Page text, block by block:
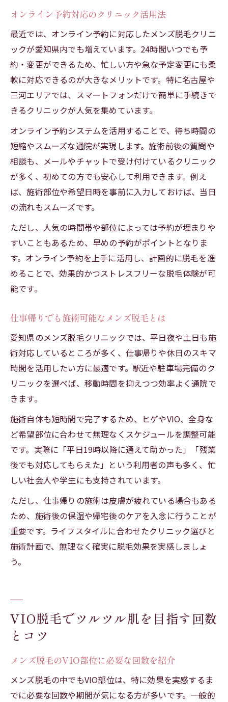
オンライン予約対応のクリニック活用法
最近では、オンライン予約に対応したメンズ脱毛クリニ
ックが愛知県内でも増えています。24時間いつでも予
約・変更ができるため、忙しい方や急な予定変更にも柔
軟に対応できるのが大きなメリットです。特に名古屋や
三河エリアでは、スマートフォンだけで簡単に手続きで
きるクリニックが人気を集めています。
オンライン予約システムを活用することで、待ち時間の
短縮やスムーズな通院が実現します。施術前後の質問や
相談も、メールやチャットで受け付けているクリニック
が多く、初めての方でも安心して利用できます。例え
ば、施術部位や希望日時を事前に入力しておけば、当日
の流れもスムーズです。
ただし、人気の時間帯や部位によっては予約が埋まりや
すいこともあるため、早めの予約がポイントとなりま
す。オンライン予約を上手に活用し、計画的に脱毛を進
めることで、効果的かつストレスフリーな脱毛体験が可
能です。
仕事帰りでも施術可能なメンズ脱毛とは
愛知県のメンズ脱毛クリニックでは、平日夜や土日も施
術対応しているところが多く、仕事帰りや休日のスキマ
時間を活用したい方に最適です。駅近や駐車場完備のク
リニックを選べば、移動時間を抑えつつ効率よく通院で
きます。
施術自体も短時間で完了するため、ヒゲやVIO、全身な
ど希望部位に合わせて無理なくスケジュールを調整可能
です。実際に「平日19時以降に通えて助かった」「残業
後でも対応してもらえた」という利用者の声も多く、忙
しい社会人や学生にも支持されています。
ただし、仕事帰りの施術は皮膚が疲れている場合もある
ため、施術後の保湿や帰宅後のケアを入念に行うことが
重要です。ライフスタイルに合わせたクリニック選びと
施術計画で、無理なく確実に脱毛効果を実感しましょ
う。
VIO脱毛でツルツル肌を目指す回数
とコツ
メンズ脱毛のVIO部位に必要な回数を紹介
メンズ脱毛の中でもVIO部位は、特に効果を実感するま
でに必要な回数や期間が気になる方が多いです。一般的